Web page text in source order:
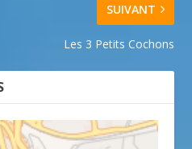
SUIVANT
Les 3 Petits Cochons